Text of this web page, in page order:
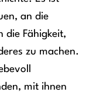
an die
die Fähigkeit,
zu machen.
mit ihnen